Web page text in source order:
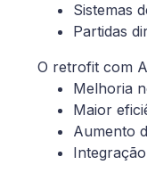
Sistemas
Partidas
O retrofit com
Melhoria
Maior
Aumento